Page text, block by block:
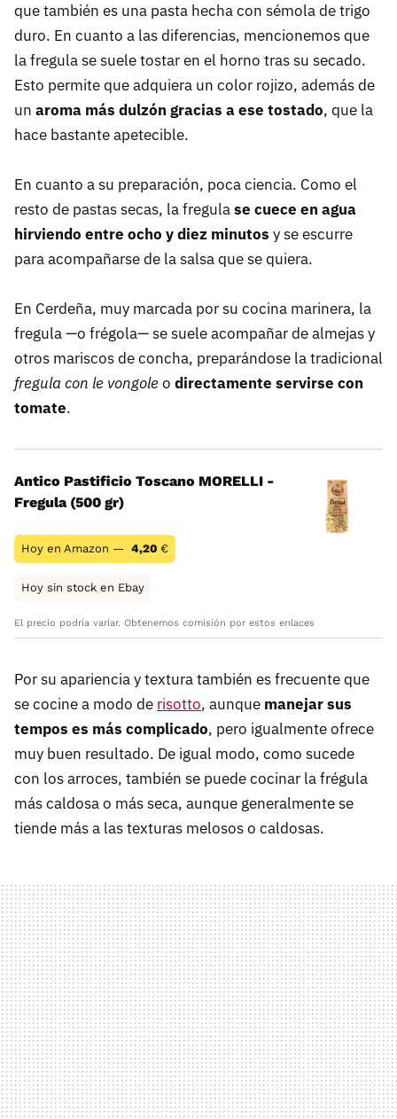
que también es una pasta hecha con sémola de trigo
duro. En cuanto a las diferencias, mencionemos que
la fregula se suele tostar en el horno tras su secado.
Esto permite que adquiera un color rojizo, además de
un aroma más dulzón gracias a ese tostado, que la
hace bastante apetecible.
En cuanto a su preparación, poca ciencia. Como el
resto de pastas secas, la fregulase cuece en agua
hirviendo entre ocho y diez minutos y se escurre
para acompañarse de la salsa que se quiera.
En Cerdeña, muy marcada por su cocina marinera, la
fregula —o frégola— se suele acompañar de almejas y
otros mariscos de concha, preparándose la tradicional
fregula con le vongoleo directamente servirse con
tomate.
Antico Pastificio Toscano MORELLI -
Fregula (500 gr)
Hoy en Amazon — 4,20 €
Hoy sin stock en Ebay
El precio podría variar. Obtenemos comisión por estos enlaces
Por su apariencia y textura también es frecuente que
se cocine a modo de risotto, aunque manejar sus
tempos es más complicado, pero igualmente ofrece
muy buen resultado. De igual modo, como sucede
con los arroces, también se puede cocinar la frégula
más caldosa o más seca, aunque generalmente se
tiende más a las texturas melosos o caldosas.